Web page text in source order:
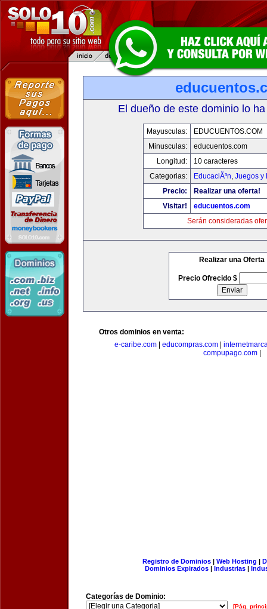
El dueño de este dominio lo
Mayusculas:
EDUCUENTOS.COM
Minusculas:
educuentos.com
Longitud:
10 caracteres
Categorias:
EducaciÃ³n, Juegos y
Precio:
Realizar una oferta!
Visitar!
educuentos.com
Serán consideradas
Realizar una Oferta
Precio Ofrecido $
Otros dominios en venta:
e-caribe.com| educompras.com|
compupago.com|
Registro de Dominios| Web Hosting |
Dominios Expirados | Industrias |
Categorías de Dominio:
[Pág.